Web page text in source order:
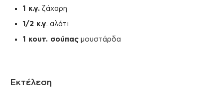
1 κ.γ. ζάχαρη
1/2 κ.γ. αλάτι
1 κουτ. σούπας μουστάρδα
Εκτέλεση